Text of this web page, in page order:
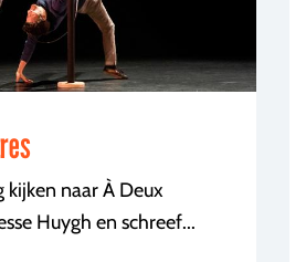
naar À Deux
Huygh en schreef...